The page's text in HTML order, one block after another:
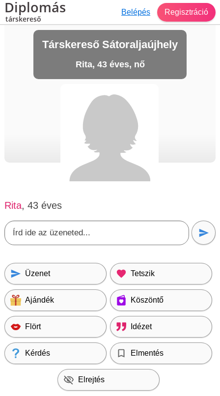
Diplomás
társkereső
Belépés Regisztráció
Társkereső Sátoraljaújhely
Rita, 43 éves, nő
Rita, 43 éves
Üzenet Tetszik
Ajándék Köszöntő
Flört Idézet
Kérdés Elmentés
Elrejtés